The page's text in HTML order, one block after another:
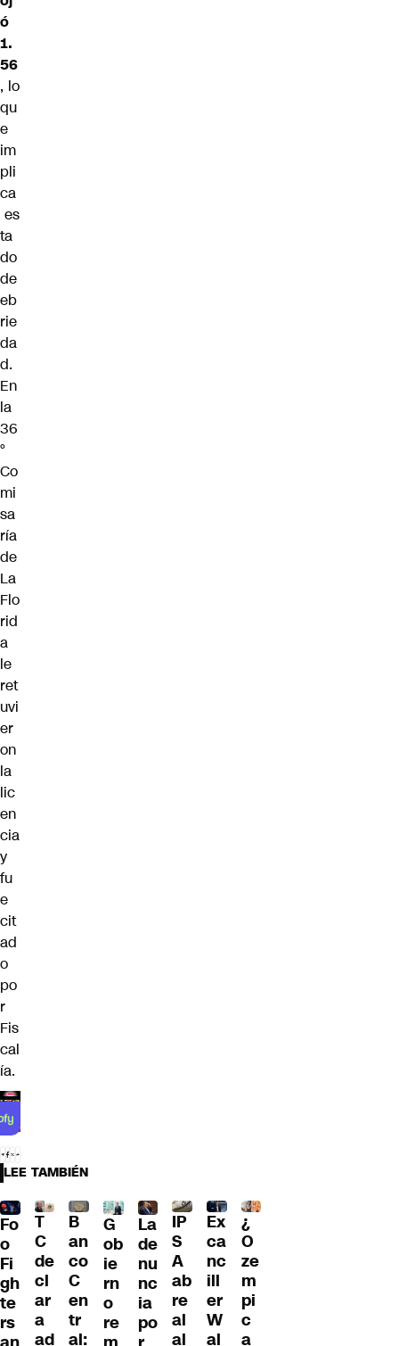
ó
1.
56
, lo
qu
e
im
pli
ca
es
ta
do
de
eb
rie
da
d.
En
la
36
°
Co
mi
sa
ría
de
La
Flo
rid
a
le
ret
uvi
er
on
la
lic
en
cia
y
fu
e
cit
ad
o
po
r
Fis
cal
ía.
LEE TAMBIÉN
Fo
o
Fi
gh
te
rs
T
C
de
cl
ar
a
ad
B
an
co
C
en
tr
al:
G
ob
ie
rn
o
re
La
de
nu
nc
ia
po
IP
S
A
ab
re
al
al
Ex
ca
nc
ill
er
W
al
¿
O
ze
m
pi
c
a